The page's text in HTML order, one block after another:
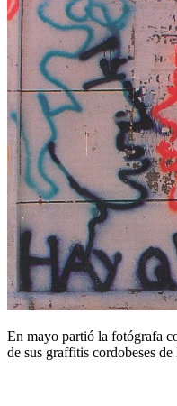
En mayo partió la fotógrafa
de sus graffitis cordobeses